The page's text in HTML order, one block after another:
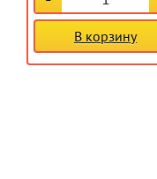
В корзину